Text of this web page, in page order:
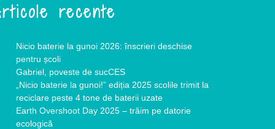
recente
Nicio baterie la gunoi 2026: înscrieri deschise
pentru școli
Gabriel, poveste de sucCES
„Nicio baterie la gunoi!” ediția 2025 scolile trimit la
reciclare peste 4 tone de baterii uzate
Earth Overshoot Day 2025 – trăim pe datorie
ecologică